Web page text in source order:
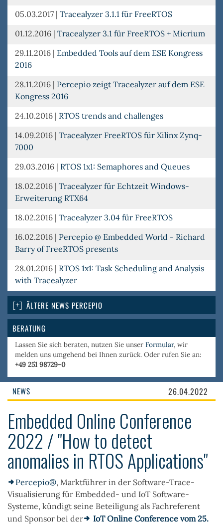
05.03.2017 | Tracealyzer 3.1.1 für FreeRTOS
01.12.2016 | Tracealyzer 3.1 für FreeRTOS + Micrium
29.11.2016 | Embedded Tools auf dem ESE Kongress
2016
28.11.2016 | Percepio zeigt Tracealyzer auf dem ESE
Kongress 2016
24.10.2016 | RTOS trends and challenges
14.09.2016 | Tracealyzer FreeRTOS für Xilinx Zynq-
7000
29.03.2016 | RTOS 1x1: Semaphores and Queues
18.02.2016 | Tracealyzer für Echtzeit Windows-
Erweiterung RTX64
18.02.2016 | Tracealyzer 3.04 für FreeRTOS
16.02.2016 | Percepio @ Embedded World - Richard
Barry of FreeRTOS presents
28.01.2016 | RTOS 1x1: Task Scheduling and Analysis
with Tracealyzer
ÄLTERE NEWS PERCEPIO
BERATUNG
Lassen Sie sich beraten, nutzen Sie unser Formular, wir
melden uns umgehend bei Ihnen zurück. Oder rufen Sie an:
+49 251 98729-0
NEWS 26.04.2022
Embedded Online Conference
2022 / "How to detect
anomalies in RTOS Applications"
Percepio®, Marktführer in der Software-Trace-
Visualisierung für Embedded- und IoT Software-
Systeme, kündigt seine Beteiligung als Fachreferent
und Sponsor bei der
IoT Online Conference vom 25.